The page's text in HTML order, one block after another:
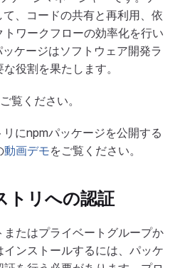
、コードの共有と再利用、依
ワークフローの効率化を行い
ケージはソフトウェア開発ラ
役割を果たします。
覧ください。
にnpmパッケージを公開する
動画デモをご覧ください。
トリへの認証
たはプライベートグループか
ンストールするには、パッケ